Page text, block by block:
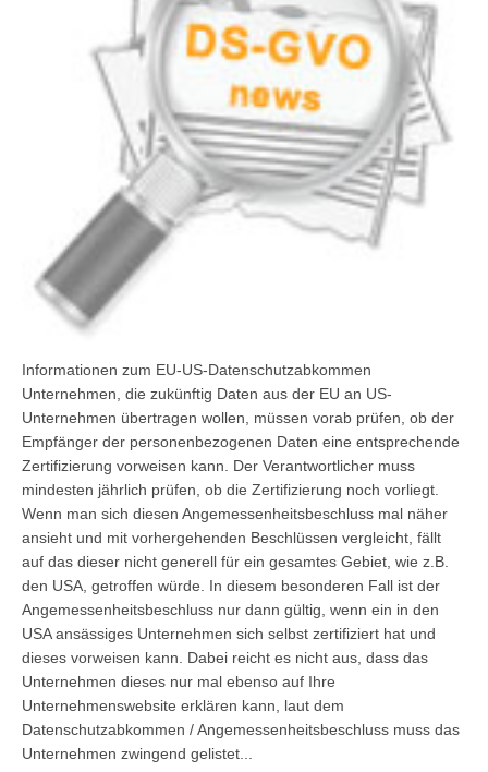
Informationen zum EU-US-Datenschutzabkommen
Unternehmen, die zukünftig Daten aus der EU an US-
Unternehmen übertragen wollen, müssen vorab prüfen, ob der
Empfänger der personenbezogenen Daten eine entsprechende
Zertifizierung vorweisen kann. Der Verantwortlicher muss
mindesten jährlich prüfen, ob die Zertifizierung noch vorliegt.
Wenn man sich diesen Angemessenheitsbeschluss mal näher
ansieht und mit vorhergehenden Beschlüssen vergleicht, fällt
auf das dieser nicht generell für ein gesamtes Gebiet, wie z.B.
den USA, getroffen würde. In diesem besonderen Fall ist der
Angemessenheitsbeschluss nur dann gültig, wenn ein in den
USA ansässiges Unternehmen sich selbst zertifiziert hat und
dieses vorweisen kann. Dabei reicht es nicht aus, dass das
Unternehmen dieses nur mal ebenso auf Ihre
Unternehmenswebsite erklären kann, laut dem
Datenschutzabkommen / Angemessenheitsbeschluss muss das
Unternehmen zwingend gelistet...